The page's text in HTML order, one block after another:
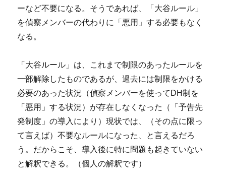
ーなど不要になる。そうであれば、「大谷ルール」
を偵察メンバーの代わりに「悪用」する必要もなく
なる。
「大谷ルール」は、これまで制限のあったルールを
一部解除したものであるが、過去には制限をかける
必要のあった状況（偵察メンバーを使ってDH制を
「悪用」する状況）が存在しなくなった（「予告先
発制度」の導入により）現状では、（その点に限っ
て言えば）不要なルールになった、と言えるだろ
う。だからこそ、導入後に特に問題も起きていない
と解釈できる。（個人の解釈です）